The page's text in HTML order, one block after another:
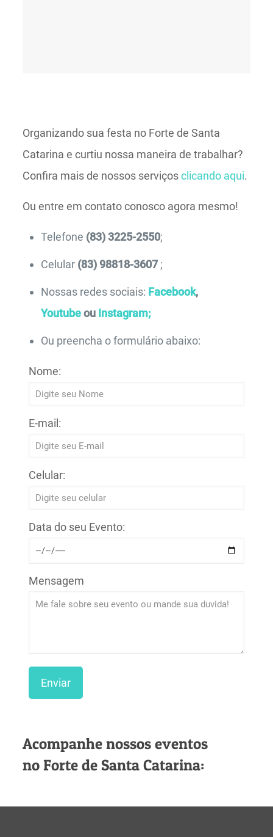
Organizando sua festa no Forte de Santa
Catarina e curtiu nossa maneira de trabalhar?
Confira mais de nossos serviçosclicando aqui.
Ou entre em contato conosco agora mesmo!
Telefone (83) 3225-2550;
Celular (83) 98818-3607 ;
Nossas redes sociais: Facebook,
Youtubeou Instagram;
Ou preencha o formulário abaixo:
Nome:
E-mail:
Celular:
Data do seu Evento:
Mensagem
Acompanhe nossos eventos
no Forte de Santa Catarina: